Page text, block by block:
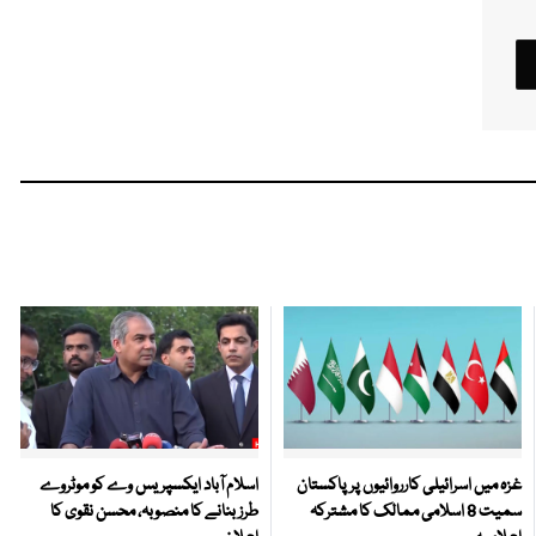
غزہ میں اسرائیلی کارروائیوں پر پاکستان
سمیت 8 اسلامی ممالک کا مشترکہ
اسلام آباد ایکسپریس وے کو موٹروے
طرز بنانے کا منصوبہ، محسن نقوی کا